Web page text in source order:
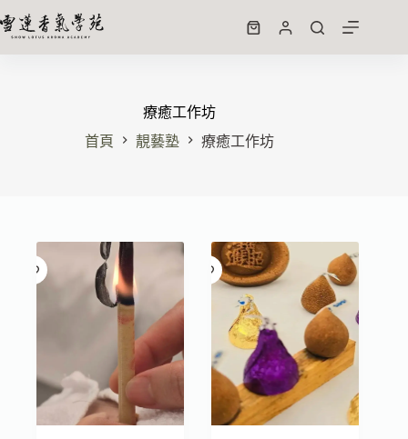
療癒工作坊
首頁
靚藝塾 療癒工作坊